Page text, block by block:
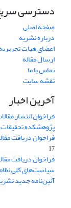
دسترسی
صفحه اصلی
درباره نشریه
اعضای هیات تحریریه
ارسال مقاله
تماس با ما
نقشه سایت
آخرین اخبار
فراخوان انتشار
پژوهشکده
فراخوان دریافت
17
فراخوان دریافت
سیاست‌های کلی
آئین‌نامه جدید